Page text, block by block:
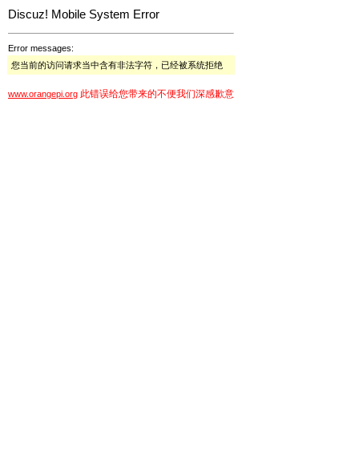
Discuz! Mobile System Error
Error messages:
您当前的访问请求当中含有非法字符，已经被系统拒绝
www.orangepi.org 此错误给您带来的不便我们深感歉意